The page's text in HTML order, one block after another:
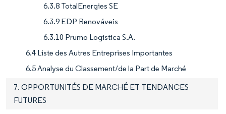
6.3.8 TotalEnergies SE
6.3.9 EDP Renováveis
6.3.10 Prumo Logistica S.A.
6.4 Liste des Autres Entreprises Importantes
6.5 Analyse du Classement/de la Part de Marché
7. OPPORTUNITÉS DE MARCHÉ ET TENDANCES
FUTURES